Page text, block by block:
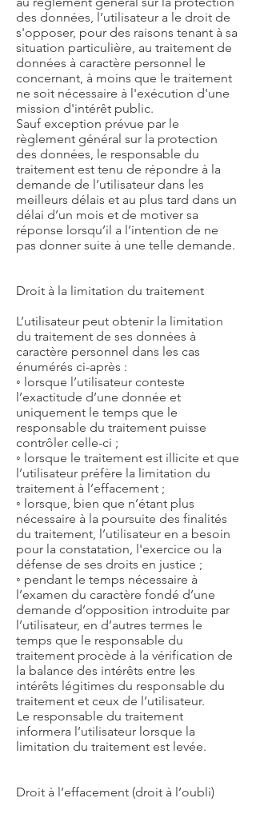
des données, l’utilisateur a le droit de
s'opposer, pour des raisons tenant à sa
situation particulière, au traitement de
données à caractère personnel le
concernant, à moins que le traitement
ne soit nécessaire à l'exécution d'une
mission d'intérêt public.
Sauf exception prévue par le
règlement général sur la protection
des données, le responsable du
traitement est tenu de répondre à la
demande de l’utilisateur dans les
meilleurs délais et au plus tard dans un
délai d’un mois et de motiver sa
réponse lorsqu’il a l’intention de ne
pas donner suite à une telle demande.
Droit à la limitation du traitement
L’utilisateur peut obtenir la limitation
du traitement de ses données à
caractère personnel dans les cas
énumérés ci-après :
◦ lorsque l’utilisateur conteste
l’exactitude d’une donnée et
uniquement le temps que le
responsable du traitement puisse
contrôler celle-ci ;
◦ lorsque le traitement est illicite et que
l’utilisateur préfère la limitation du
traitement à l’effacement ;
◦ lorsque, bien que n’étant plus
nécessaire à la poursuite des finalités
du traitement, l’utilisateur en a besoin
pour la constatation, l'exercice ou la
défense de ses droits en justice ;
◦ pendant le temps nécessaire à
l’examen du caractère fondé d’une
demande d’opposition introduite par
l’utilisateur, en d’autres termes le
temps que le responsable du
traitement procède à la vérification de
la balance des intérêts entre les
intérêts légitimes du responsable du
traitement et ceux de l’utilisateur.
Le responsable du traitement
informera l’utilisateur lorsque la
limitation du traitement est levée.
Droit à l’effacement (droit à l’oubli)